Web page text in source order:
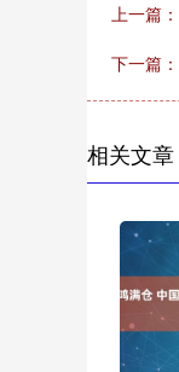
上一篇：
下一篇：
相关文章